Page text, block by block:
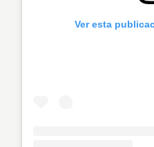
Ver esta